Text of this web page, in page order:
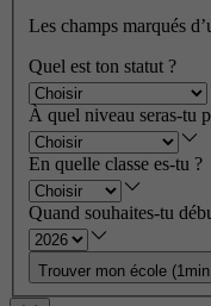
Les champs marqués
Quel est ton statut ?
À quel niveau seras-tu
En quelle classe es-tu ?
Quand souhaites-tu
Trouver mon école (1min